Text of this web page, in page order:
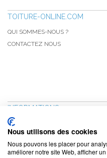
TOITURE-ONLINE.COM
QUI SOMMES-NOUS ?
CONTACTEZ NOUS
INFORMATIONS
NOUVEAUTÉS
PROMOTIONS
CGV
Nous utilisons des cookies
Nous pouvons les placer pour
améliorer notre site Web, afficher